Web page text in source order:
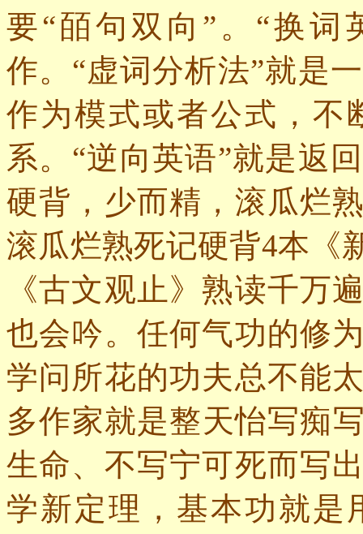
要“皕句双向”。“换词
作。“虚词分析法”就是
作为模式或者公式，不
系。“逆向英语”就是返
硬背，少而精，滚瓜烂
滚瓜烂熟死记硬背4本《
《古文观止》熟读千万
也会吟。任何气功的修
学问所花的功夫总不能
多作家就是整天怡写痴
生命、不写宁可死而写
学新定理，基本功就是